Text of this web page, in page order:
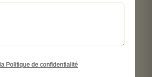
la Politique de confidentialité